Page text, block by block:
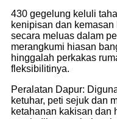
430 gegelung keluli
kenipisan dan
secara meluas dalam
merangkumi hiasan
hinggalah perkakas
fleksibilitinya.
Peralatan Dapur:
ketuhar, peti sejuk dan
ketahanan kakisan dan